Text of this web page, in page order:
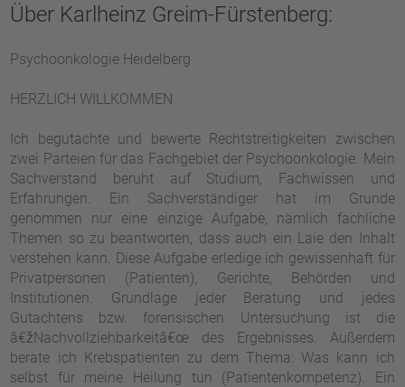
Über Karlheinz Greim-Fürstenberg:
Psychoonkologie Heidelberg
HERZLICH WILLKOMMEN
Ich begutachte und bewerte Rechtstreitigkeiten zwischen
zwei Parteien für das Fachgebiet der Psychoonkologie. Mein
Sachverstand beruht auf Studium, Fachwissen und
Erfahrungen. Ein Sachverständiger hat im Grunde
genommen nur eine einzige Aufgabe, nämlich fachliche
Themen so zu beantworten, dass auch ein Laie den Inhalt
verstehen kann. Diese Aufgabe erledige ich gewissenhaft für
Privatpersonen (Patienten), Gerichte, Behörden und
Institutionen. Grundlage jeder Beratung und jedes
Gutachtens bzw. forensischen Untersuchung ist die
â€žNachvollziehbarkeitâ€œ des Ergebnisses. Außerdem
berate ich Krebspatienten zu dem Thema: Was kann ich
selbst für meine Heilung tun (Patientenkompetenz). Ein